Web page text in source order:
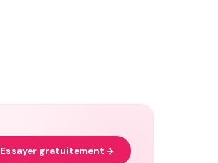
Essayer gratuitement